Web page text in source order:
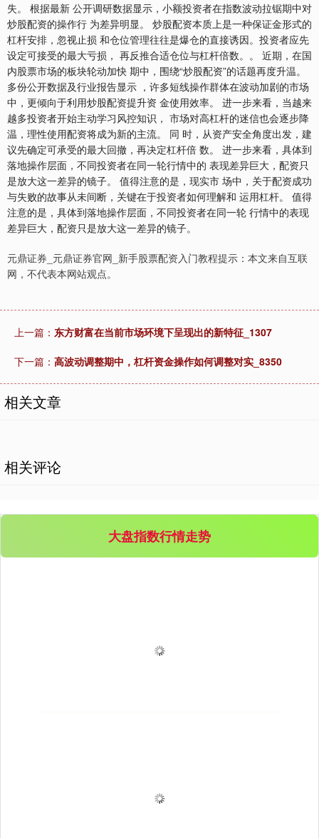
失。 根据最新 公开调研数据显示，小额投资者在指数波动拉锯期中对
炒股配资的操作行 为差异明显。 炒股配资本质上是一种保证金形式的
杠杆安排，忽视止损 和仓位管理往往是爆仓的直接诱因。投资者应先
设定可接受的最大亏损， 再反推合适仓位与杠杆倍数。。 近期，在国
内股票市场的板块轮动加快 期中，围绕“炒股配资”的话题再度升温。
多份公开数据及行业报告显示 ，许多短线操作群体在波动加剧的市场
中，更倾向于利用炒股配资提升资 金使用效率。 进一步来看，当越来
越多投资者开始主动学习风控知识， 市场对高杠杆的迷信也会逐步降
温，理性使用配资将成为新的主流。 同 时，从资产安全角度出发，建
议先确定可承受的最大回撤，再决定杠杆倍 数。 进一步来看，具体到
落地操作层面，不同投资者在同一轮行情中的 表现差异巨大，配资只
是放大这一差异的镜子。 值得注意的是，现实市 场中，关于配资成功
与失败的故事从未间断，关键在于投资者如何理解和 运用杠杆。 值得
注意的是，具体到落地操作层面，不同投资者在同一轮 行情中的表现
差异巨大，配资只是放大这一差异的镜子。
元鼎证券_元鼎证券官网_新手股票配资入门教程提示：本文来自互联
网，不代表本网站观点。
上一篇： 东方财富在当前市场环境下呈现出的新特征_1307
下一篇： 高波动调整期中，杠杆资金操作如何调整对实_8350
相关文章
相关评论
大盘指数行情走势